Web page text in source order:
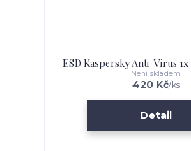
ESD Kaspersky Anti-Virus
420 Kč/ks
Není skladem
Detail